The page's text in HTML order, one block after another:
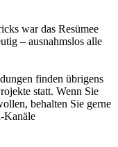
war das Resümee
– ausnahmslos alle
finden übrigens
statt. Wenn Sie
behalten Sie gerne
Kanäle